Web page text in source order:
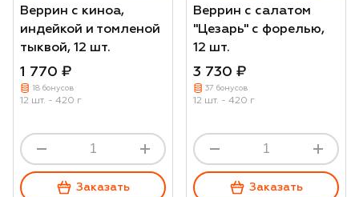
Веррин с киноа,
индейкой и томленой
тыквой, 12 шт.
1 770 ₽
18 бонусов
12 шт. - 420 г
Заказать
Веррин с салатом
"Цезарь" с форелью,
12 шт.
3 730 ₽
37 бонусов
12 шт. - 420 г
Заказать